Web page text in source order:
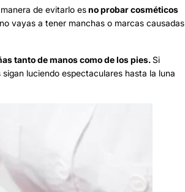
de evitarlo esno probar cosméticos
vayas a tener manchas o marcas causadas
tanto de manos como de los pies.Si
luciendo espectaculares hasta la luna